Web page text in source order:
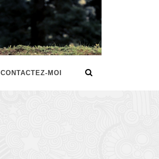
CONTACTEZ-MOI